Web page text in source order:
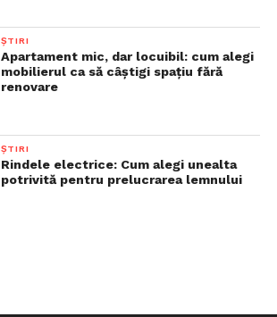
ȘTIRI
Apartament mic, dar locuibil: cum alegi
mobilierul ca să câștigi spațiu fără
renovare
ȘTIRI
Rindele electrice: Cum alegi unealta
potrivită pentru prelucrarea lemnului